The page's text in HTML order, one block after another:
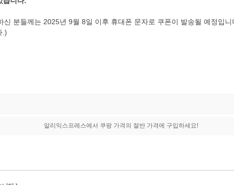
분들께는 2025년 9월 8일 이후 휴대폰 문자로 쿠폰이 발송될 예정입니
.)
알리익스프레스에서 쿠팡 가격의 절반 가격에 구입하세요!